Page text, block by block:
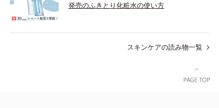
発売のふきとり化粧水の使い方
スキンケアの読み物一覧